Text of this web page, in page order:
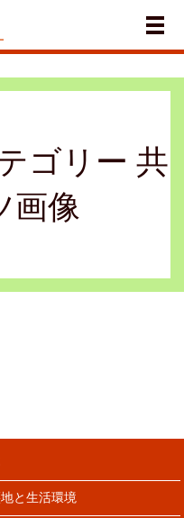
メ
ゴリー 共
画像
と生活環境